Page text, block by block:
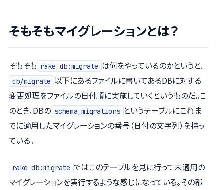
そもそもマイグレーションとは？
そもそも rake db:migrate は何をやっているのかというと、
db/migrate 以下にあるファイルに書いてあるDBに対する
変更処理をファイルの日付順に実施していくというものだ。こ
のとき、DBの schema_migrations というテーブルにこれま
でに適用したマイグレーションの番号（日付の文字列）を持っ
ている。
rake db:migrate ではこのテーブルを見に行って未適用の
マイグレーションを実行するような感じになっている。その都